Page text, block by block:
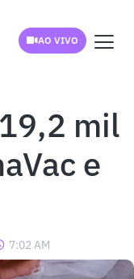
AO VIVO
mil
e
7:02 AM